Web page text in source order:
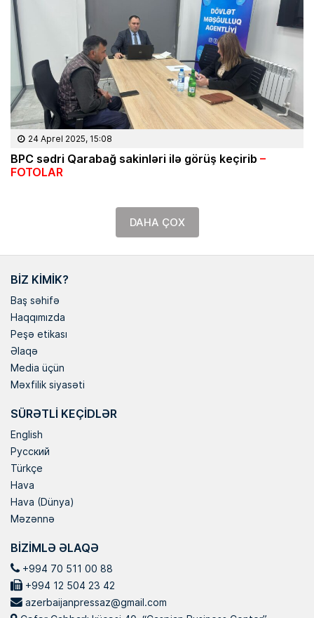
24 Aprel 2025, 15:08
BPC sədri Qarabağ sakinləri ilə görüş keçirib –
FOTOLAR
DAHA ÇOX
BIZ KIMIK?
Baş səhifə
Haqqımızda
Peşə etikası
Əlaqə
Media üçün
Məxfilik siyasəti
SÜRƏTLI KEÇIDLƏR
English
Русский
Türkçe
Hava
Hava (Dünya)
Məzənnə
BIZIMLƏ ƏLAQƏ
+994 70 511 00 88
+994 12 504 23 42
azerbaijanpressaz@gmail.com